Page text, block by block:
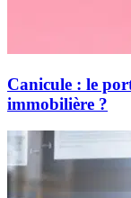
Canicule : le
immobilière ?